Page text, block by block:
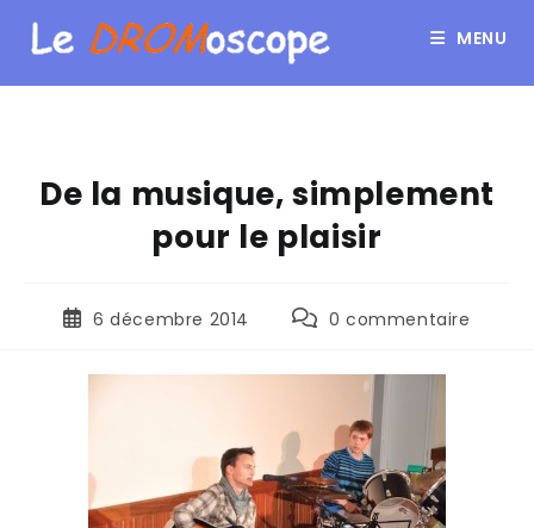
MENU
De la musique, simplement
pour le plaisir
6 décembre 2014 0 commentaire